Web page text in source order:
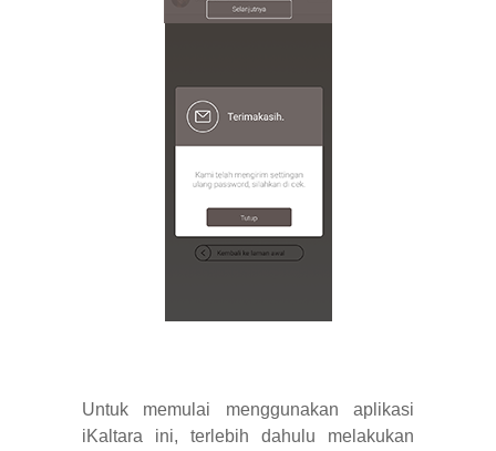
Untuk memulai menggunakan aplikasi
iKaltara ini, terlebih dahulu melakukan